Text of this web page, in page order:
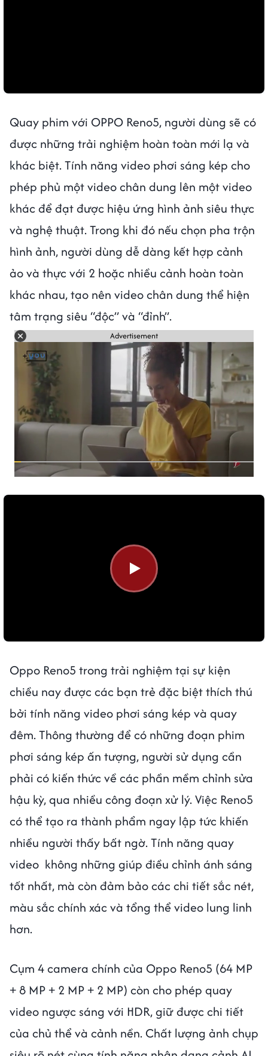
Quay phim với OPPO Reno5, người dùng sẽ có
được những trải nghiệm hoàn toàn mới lạ và
khác biệt. Tính năng video phơi sáng kép cho
phép phủ một video chân dung lên một video
khác để đạt được hiệu ứng hình ảnh siêu thực
và nghệ thuật. Trong khi đó nếu chọn pha trộn
hình ảnh, người dùng dễ dàng kết hợp cảnh
ảo và thực với 2 hoặc nhiều cảnh hoàn toàn
khác nhau, tạo nên video chân dung thể hiện
tâm trạng siêu “độc” và “đỉnh”.
Advertisement
Oppo Reno5 trong trải nghiệm tại sự kiện
chiều nay được các bạn trẻ đặc biệt thích thú
bởi tính năng video phơi sáng kép và quay
đêm. Thông thường để có những đoạn phim
phơi sáng kép ấn tượng, người sử dụng cần
phải có kiến thức về các phần mềm chỉnh sửa
hậu kỳ, qua nhiều công đoạn xử lý. Việc Reno5
có thể tạo ra thành phẩm ngay lập tức khiến
nhiều người thấy bất ngờ. Tính năng quay
video không những giúp điều chỉnh ánh sáng
tốt nhất, mà còn đảm bảo các chi tiết sắc nét,
màu sắc chính xác và tổng thể video lung linh
hơn.
Cụm 4 camera chính của Oppo Reno5 (64 MP
+ 8 MP + 2 MP + 2 MP) còn cho phép quay
video ngược sáng với HDR, giữ được chi tiết
của chủ thể và cảnh nền. Chất lượng ảnh chụp